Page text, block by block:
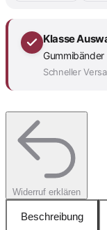
Klasse
Schneller
Widerruf erklären
Beschreibung